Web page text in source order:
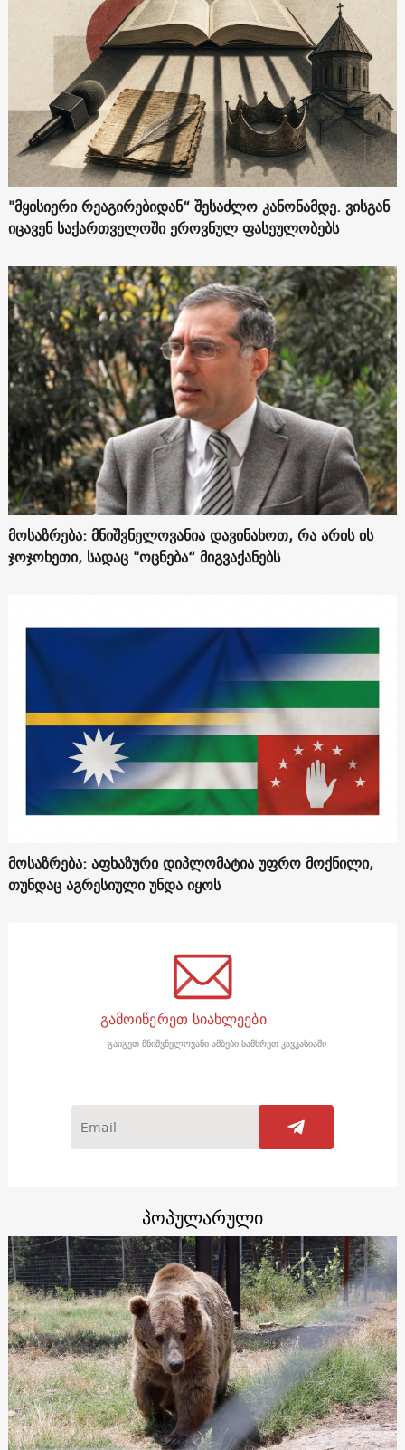
"მყისიერი რეაგირებიდან“ შესაძლო კანონამდე. ვისგან
იცავენ საქართველოში ეროვნულ ფასეულობებს
მოსაზრება: მნიშვნელოვანია დავინახოთ, რა არის ის
ჯოჯოხეთი, სადაც "ოცნება“ მიგვაქანებს
მოსაზრება: აფხაზური დიპლომატია უფრო მოქნილი,
თუნდაც აგრესიული უნდა იყოს
გამოიწერეთ სიახლეები
გაიგეთ მნიშვნელოვანი ამბები სამხრეთ კავკასიაში
პოპულარული